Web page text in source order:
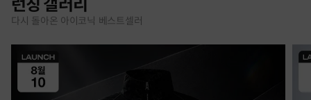
런칭 갤러리
다시 돌아온 아이코닉 베스트셀러